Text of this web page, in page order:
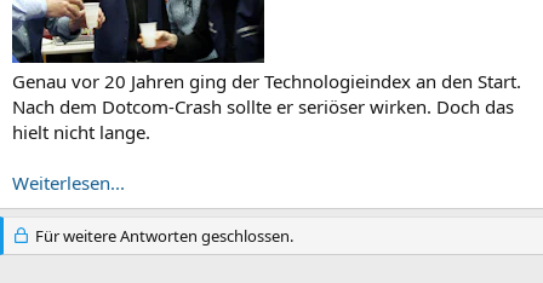
Genau vor 20 Jahren ging der Technologieindex an den Start.
Nach dem Dotcom-Crash sollte er seriöser wirken. Doch das
hielt nicht lange.
Weiterlesen...
Für weitere Antworten geschlossen.